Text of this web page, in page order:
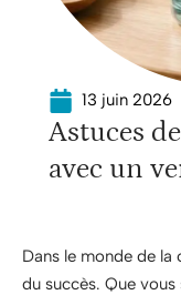
13 juin 2026
Astuces
avec un
Dans le monde de la
du succès. Que